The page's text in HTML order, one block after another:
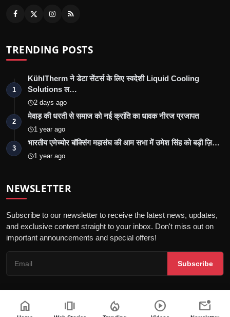
TRENDING POSTS
1
KühlTherm ने डेटा सेंटर्स के लिए स्वदेशी Liquid Cooling
Solutions ल…
2 days ago
2
मेवाड़ की धरती से समाज को नई क्रांति का धावक नीरज प्रजापत
1 year ago
3
भारतीय एमेच्योर बॉक्सिंग महासंघ की आम सभा में उमेश सिंह को बड़ी ज़ि…
1 year ago
NEWSLETTER
Subscribe to our newsletter to receive the latest news, updates,
and exclusive content straight to your inbox. Don't miss out on
important announcements and special offers!
Subscribe
home amp_stories local_fire_department play_circle mark_email_unread